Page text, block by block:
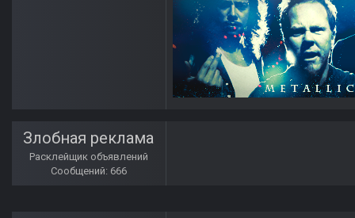
Злобная реклама
Расклейщик объявлений
Сообщений: 666